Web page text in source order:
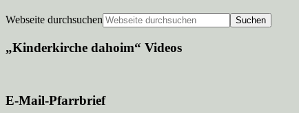
Webseite durchsuchen
„Kinderkirche dahoim“ Videos
E-Mail-Pfarrbrief